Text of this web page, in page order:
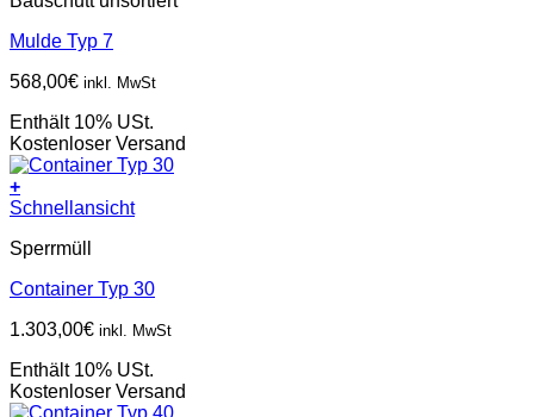
Mulde Typ 7
568,00€ inkl. MwSt
Enthält 10% USt.
Kostenloser Versand
+
Schnellansicht
Sperrmüll
Container Typ 30
1.303,00€ inkl. MwSt
Enthält 10% USt.
Kostenloser Versand